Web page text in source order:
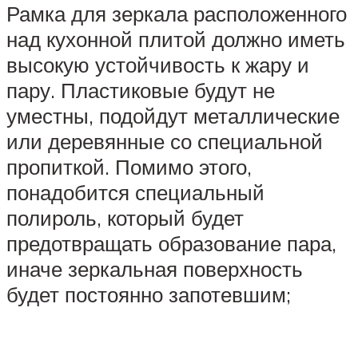
Рамка для зеркала расположенного
над кухонной плитой должно иметь
высокую устойчивость к жару и
пару. Пластиковые будут не
уместны, подойдут металлические
или деревянные со специальной
пропиткой. Помимо этого,
понадобится специальный
полироль, который будет
предотвращать образование пара,
иначе зеркальная поверхность
будет постоянно запотевшим;